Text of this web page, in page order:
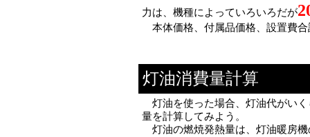
力は、機種によっていろいろだが
本体価格、付属品価格、設置費
灯油消費量計算
灯油を使った場合、灯油代がい
量を計算してみよう。
灯油の燃焼発熱量は、灯油暖房